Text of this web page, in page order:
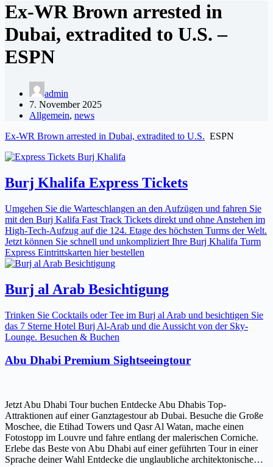
Ex-WR Brown arrested in
Dubai, extradited to U.S. –
ESPN
admin
7. November 2025
Allgemein, news
Ex-WR Brown arrested in Dubai, extradited to U.S. ESPN
Burj Khalifa Express Tickets
Umgehen Sie die Warteschlangen an den Aufzügen und fahren Sie
mit den Burj Kalifa Fast Track Tickets direkt und ohne Anstehen im
High-Tech-Aufzug auf die 124. Etage des höchsten Turms der Welt.
Jetzt können Sie schnell und unkompliziert Ihre Burj Khalifa Turm
Express Eintrittskarten hier bestellen
Burj al Arab Besichtigung
Trinken Sie Cocktails oder Tee im Burj al Arab und besichtigen Sie
das 7 Sterne Hotel Burj Al-Arab und die Aussicht von der Sky-
Lounge. Besuchen & Buchen
Abu Dhabi Premium Sightseeingtour
Jetzt Abu Dhabi Tour buchen Entdecke Abu Dhabis Top-
Attraktionen auf einer Ganztagestour ab Dubai. Besuche die Große
Moschee, die Etihad Towers und Qasr Al Watan, mache einen
Fotostopp im Louvre und fahre entlang der malerischen Corniche.
Erlebe das Beste von Abu Dhabi auf einer geführten Tour in einer
Sprache deiner Wahl Entdecke die unglaubliche architektonische…